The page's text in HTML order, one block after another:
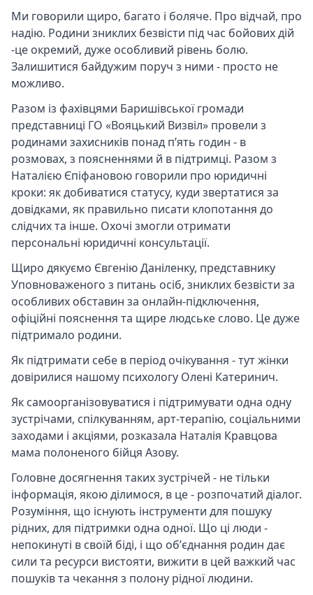
Ми говорили щиро, багато і боляче. Про відчай, про
надію. Родини зниклих безвісти під час бойових дій
-це окремий, дуже особливий рівень болю.
Залишитися байдужим поруч з ними - просто не
можливо.
Разом із фахівцями Баришівської громади
представниці ГО «Вояцький Визвіл» провели з
родинами захисників понад п’ять годин - в
розмовах, з поясненнями й в підтримці. Разом з
Наталією Єпіфановою говорили про юридичні
кроки: як добиватися статусу, куди звертатися за
довідками, як правильно писати клопотання до
слідчих та інше. Охочі змогли отримати
персональні юридичні консультації.
Щиро дякуємо Євгенію Даніленку, представнику
Уповноваженого з питань осіб, зниклих безвісти за
особливих обставин за онлайн-підключення,
офіційні пояснення та щире людське слово. Це дуже
підтримало родини.
Як підтримати себе в період очікування - тут жінки
довірилися нашому психологу Олені Катеринич.
Як самоорганізовуватися і підтримувати одна одну
зустрічами, спілкуванням, арт-терапію, соціальними
заходами і акціями, розказала Наталія Кравцова
мама полоненого бійця Азову.
Головне досягнення таких зустрічей - не тільки
інформація, якою ділимося, в це - розпочатий діалог.
Розуміння, що існують інструменти для пошуку
рідних, для підтримки одна одної. Що ці люди -
непокинуті в своїй біді, і що обʼєднання родин дає
сили та ресурси вистояти, вижити в цей важкий час
пошуків та чекання з полону рідної людини.